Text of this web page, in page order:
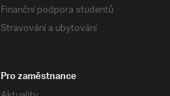
Finanční podpora studentů
Stravování a ubytování
Pro zaměstnance